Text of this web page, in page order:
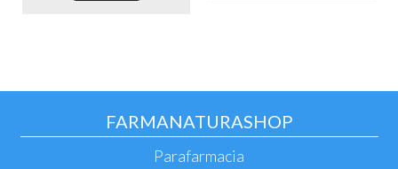
FARMANATURASHOP
Parafarmacia